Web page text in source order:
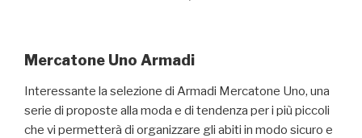
Mercatone Uno Armadi
Interessante la selezione di Armadi Mercatone Uno, una
serie di proposte alla moda e di tendenza per i più piccoli
che vi permetterà di organizzare gli abiti in modo sicuro e